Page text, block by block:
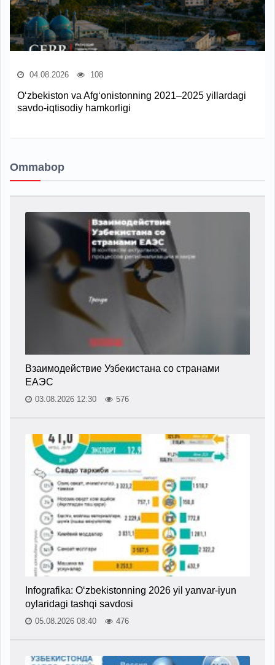
04.08.2026 108
O‘zbekiston va Afg‘onistonning 2021–2025 yillardagi
savdo-iqtisodiy hamkorligi
Ommabop
Взаимодействие Узбекистана со странами
ЕАЭС
03.08.2026 12:30 576
Infografika: O‘zbekistonning 2026 yil yanvar-iyun
oylaridagi tashqi savdosi
05.08.2026 08:40 476